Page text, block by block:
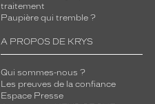
traitement
Paupière qui tremble ?
A PROPOS DE KRYS
Qui sommes-nous ?
Les preuves de la confiance
Espace Presse